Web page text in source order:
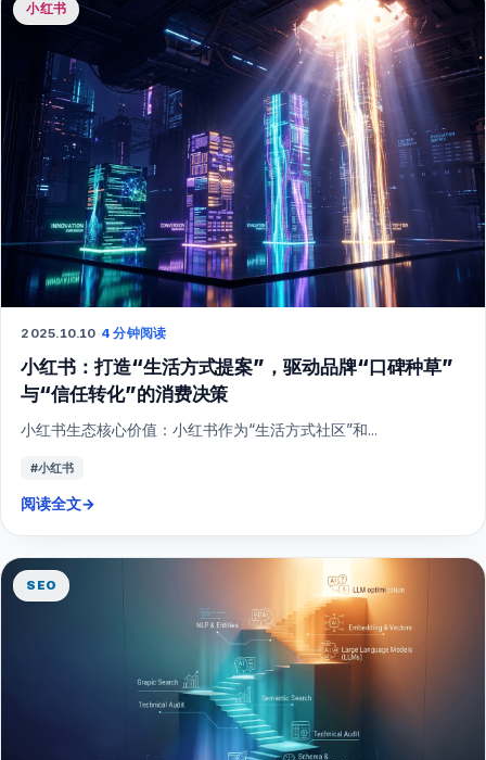
小红书
2025.10.10·4 分钟阅读
小红书：打造“生活方式提案”，驱动品牌“口碑种草”
与“信任转化”的消费决策
小红书生态核心价值：小红书作为“生活方式社区”和...
#小红书
阅读全文→
SEO